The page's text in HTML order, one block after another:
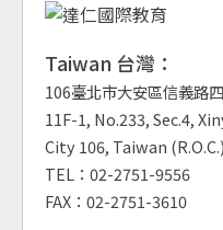
Taiwan 台灣：
106臺北市大安區信義路
11F-1, No.233, Sec.4,
City 106, Taiwan (R.O.C.)
TEL：02-2751-9556
FAX：02-2751-3610